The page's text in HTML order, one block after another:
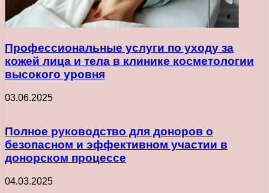
Профессиональные услуги по уходу за
кожей лица и тела в клинике косметологии
высокого уровня
03.06.2025
Полное руководство для доноров о
безопасном и эффективном участии в
донорском процессе
04.03.2025